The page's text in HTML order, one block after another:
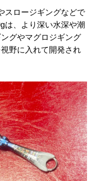
スロージギングなどで
は、より深い水深や潮
グやマグロジギング
野に入れて開発され